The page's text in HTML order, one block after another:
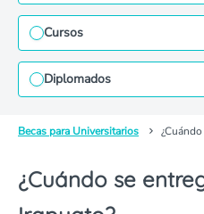
Cursos
Diplomados
Becas para Universitarios
¿Cuándo se